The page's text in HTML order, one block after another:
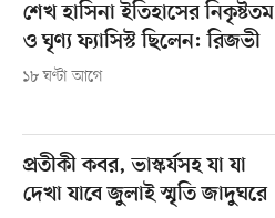
শেখ হাসিনা ইতিহাসের নিকৃষ্টতম
ও ঘৃণ্য ফ্যাসিস্ট ছিলেন: রিজভী
১৮ ঘণ্টা আগে
প্রতীকী কবর, ভাস্কর্যসহ যা যা
দেখা যাবে জুলাই স্মৃতি জাদুঘরে